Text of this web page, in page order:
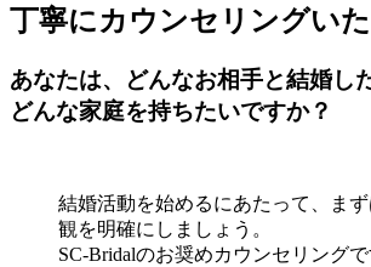
丁寧にカウンセリングいた
あなたは、どんなお相手と結婚し
どんな家庭を持ちたいですか？
結婚活動を始めるにあたって、ま
観を明確にしましょう。
SC-Bridalのお奨めカウンセリングで